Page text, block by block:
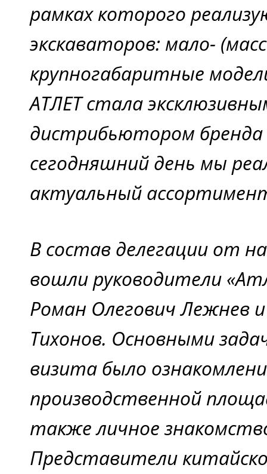
рамках которого
экскаваторов: мало-
крупногабаритные
АТЛЕТ стала
дистрибьютором
сегодняшний день мы
актуальный
В состав делегации от
вошли руководители
Роман Олегович Лежнев
Тихонов. Основными
визита было
производственной
также личное
Представители